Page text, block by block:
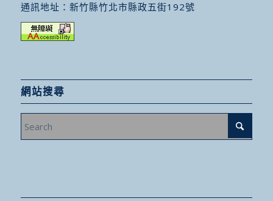
通訊地址： 新竹縣竹北市縣政五街192號
網站搜尋